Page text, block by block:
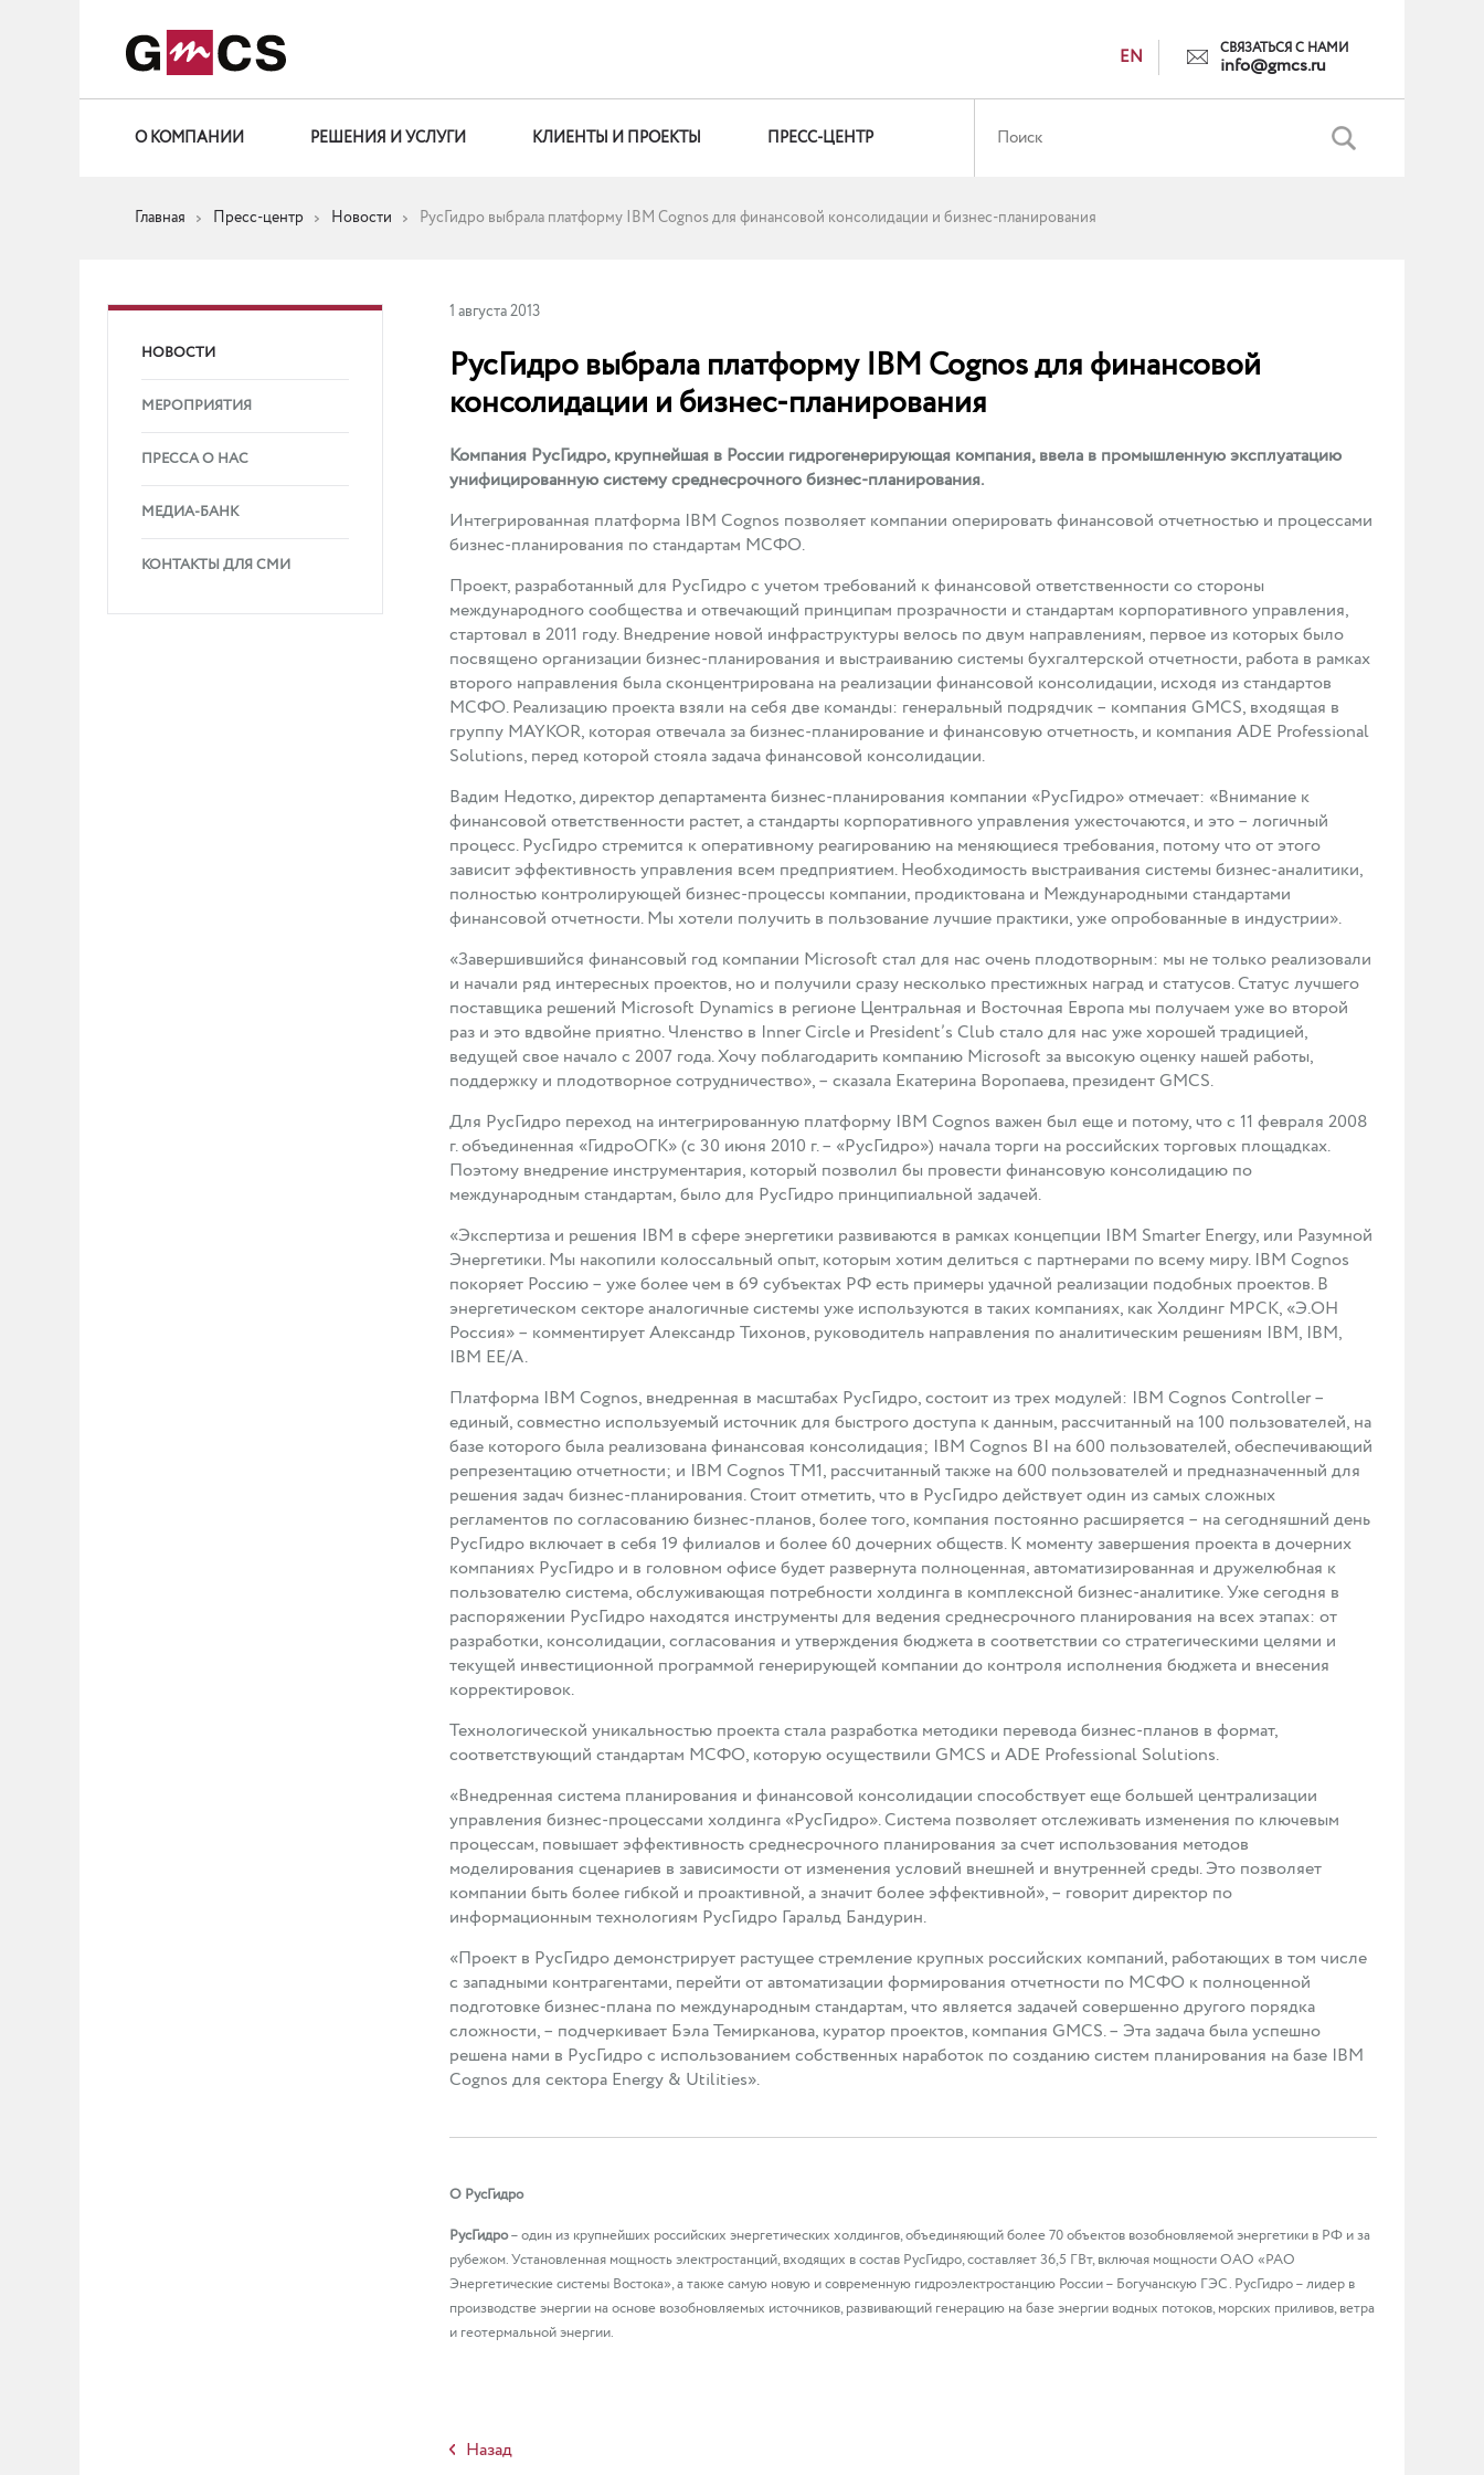
EN СВЯЗАТЬСЯ С НАМИ
info@gmcs.ru
О КОМПАНИИ РЕШЕНИЯ И УСЛУГИ КЛИЕНТЫ И ПРОЕКТЫ ПРЕСС-ЦЕНТР
Главная Пресс-центр Новости РусГидро выбрала платформу IBM Cognos для финансовой консолидации и бизнес-планирования
НОВОСТИ
МЕРОПРИЯТИЯ
ПРЕССА О НАС
МЕДИА-БАНК
КОНТАКТЫ ДЛЯ СМИ
1 августа 2013
РусГидро выбрала платформу IBM Cognos для финансовой
консолидации и бизнес-планирования
Компания РусГидро, крупнейшая в России гидрогенерирующая компания, ввела в промышленную эксплуатацию
унифицированную систему среднесрочного бизнес-планирования.
Интегрированная платформа IBM Cognos позволяет компании оперировать финансовой отчетностью и процессами
бизнес-планирования по стандартам МСФО.
Проект, разработанный для РусГидро с учетом требований к финансовой ответственности со стороны
международного сообщества и отвечающий принципам прозрачности и стандартам корпоративного управления,
стартовал в 2011 году. Внедрение новой инфраструктуры велось по двум направлениям, первое из которых было
посвящено организации бизнес-планирования и выстраиванию системы бухгалтерской отчетности, работа в рамках
второго направления была сконцентрирована на реализации финансовой консолидации, исходя из стандартов
МСФО. Реализацию проекта взяли на себя две команды: генеральный подрядчик – компания GMCS, входящая в
группу MAYKOR, которая отвечала за бизнес-планирование и финансовую отчетность, и компания ADE Professional
Solutions, перед которой стояла задача финансовой консолидации.
Вадим Недотко, директор департамента бизнес-планирования компании «РусГидро» отмечает: «Внимание к
финансовой ответственности растет, а стандарты корпоративного управления ужесточаются, и это – логичный
процесс. РусГидро стремится к оперативному реагированию на меняющиеся требования, потому что от этого
зависит эффективность управления всем предприятием. Необходимость выстраивания системы бизнес-аналитики,
полностью контролирующей бизнес-процессы компании, продиктована и Международными стандартами
финансовой отчетности. Мы хотели получить в пользование лучшие практики, уже опробованные в индустрии».
«Завершившийся финансовый год компании Microsoft стал для нас очень плодотворным: мы не только реализовали
и начали ряд интересных проектов, но и получили сразу несколько престижных наград и статусов. Статус лучшего
поставщика решений Microsoft Dynamics в регионе Центральная и Восточная Европа мы получаем уже во второй
раз и это вдвойне приятно. Членство в Inner Circle и President’s Club стало для нас уже хорошей традицией,
ведущей свое начало с 2007 года. Хочу поблагодарить компанию Microsoft за высокую оценку нашей работы,
поддержку и плодотворное сотрудничество», – сказала Екатерина Воропаева, президент GMCS.
Для РусГидро переход на интегрированную платформу IBM Cognos важен был еще и потому, что с 11 февраля 2008
г. объединенная «ГидроОГК» (с 30 июня 2010 г. – «РусГидро») начала торги на российских торговых площадках.
Поэтому внедрение инструментария, который позволил бы провести финансовую консолидацию по
международным стандартам, было для РусГидро принципиальной задачей.
«Экспертиза и решения IBM в сфере энергетики развиваются в рамках концепции IBM Smarter Energy, или Разумной
Энергетики. Мы накопили колоссальный опыт, которым хотим делиться с партнерами по всему миру. IBM Cognos
покоряет Россию – уже более чем в 69 субъектах РФ есть примеры удачной реализации подобных проектов. В
энергетическом секторе аналогичные системы уже используются в таких компаниях, как Холдинг МРСК, «Э.ОН
Россия» – комментирует Александр Тихонов, руководитель направления по аналитическим решениям IBM, IBM,
IBM EE/A.
Платформа IBM Cognos, внедренная в масштабах РусГидро, состоит из трех модулей: IBM Cognos Controller –
единый, совместно используемый источник для быстрого доступа к данным, рассчитанный на 100 пользователей, на
базе которого была реализована финансовая консолидация; IBM Cognos BI на 600 пользователей, обеспечивающий
репрезентацию отчетности; и IBM Cognos TM1, рассчитанный также на 600 пользователей и предназначенный для
решения задач бизнес-планирования. Стоит отметить, что в РусГидро действует один из самых сложных
регламентов по согласованию бизнес-планов, более того, компания постоянно расширяется – на сегодняшний день
РусГидро включает в себя 19 филиалов и более 60 дочерних обществ. К моменту завершения проекта в дочерних
компаниях РусГидро и в головном офисе будет развернута полноценная, автоматизированная и дружелюбная к
пользователю система, обслуживающая потребности холдинга в комплексной бизнес-аналитике. Уже сегодня в
распоряжении РусГидро находятся инструменты для ведения среднесрочного планирования на всех этапах: от
разработки, консолидации, согласования и утверждения бюджета в соответствии со стратегическими целями и
текущей инвестиционной программой генерирующей компании до контроля исполнения бюджета и внесения
корректировок.
Технологической уникальностью проекта стала разработка методики перевода бизнес-планов в формат,
соответствующий стандартам МСФО, которую осуществили GMCS и ADE Professional Solutions.
«Внедренная система планирования и финансовой консолидации способствует еще большей централизации
управления бизнес-процессами холдинга «РусГидро». Система позволяет отслеживать изменения по ключевым
процессам, повышает эффективность среднесрочного планирования за счет использования методов
моделирования сценариев в зависимости от изменения условий внешней и внутренней среды. Это позволяет
компании быть более гибкой и проактивной, а значит более эффективной», – говорит директор по
информационным технологиям РусГидро Гаральд Бандурин.
«Проект в РусГидро демонстрирует растущее стремление крупных российских компаний, работающих в том числе
с западными контрагентами, перейти от автоматизации формирования отчетности по МСФО к полноценной
подготовке бизнес-плана по международным стандартам, что является задачей совершенно другого порядка
сложности, – подчеркивает Бэла Темирканова, куратор проектов, компания GMCS. – Эта задача была успешно
решена нами в РусГидро с использованием собственных наработок по созданию систем планирования на базе IBM
Cognos для сектора Energy & Utilities».
О РусГидро
РусГидро– один из крупнейших российских энергетических холдингов, объединяющий более 70 объектов возобновляемой энергетики в РФ и за
рубежом. Установленная мощность электростанций, входящих в состав РусГидро, составляет 36,5 ГВт, включая мощности ОАО «РАО
Энергетические системы Востока», а также самую новую и современную гидроэлектростанцию России – Богучанскую ГЭС. РусГидро – лидер в
производстве энергии на основе возобновляемых источников, развивающий генерацию на базе энергии водных потоков, морских приливов, ветра
и геотермальной энергии.
Назад